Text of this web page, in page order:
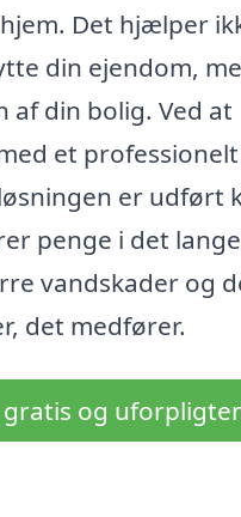
Det hjælper
din ejendom,
af din bolig. Ved at
et
er udført
penge i det
vandskader og
det medfører.
gratis og